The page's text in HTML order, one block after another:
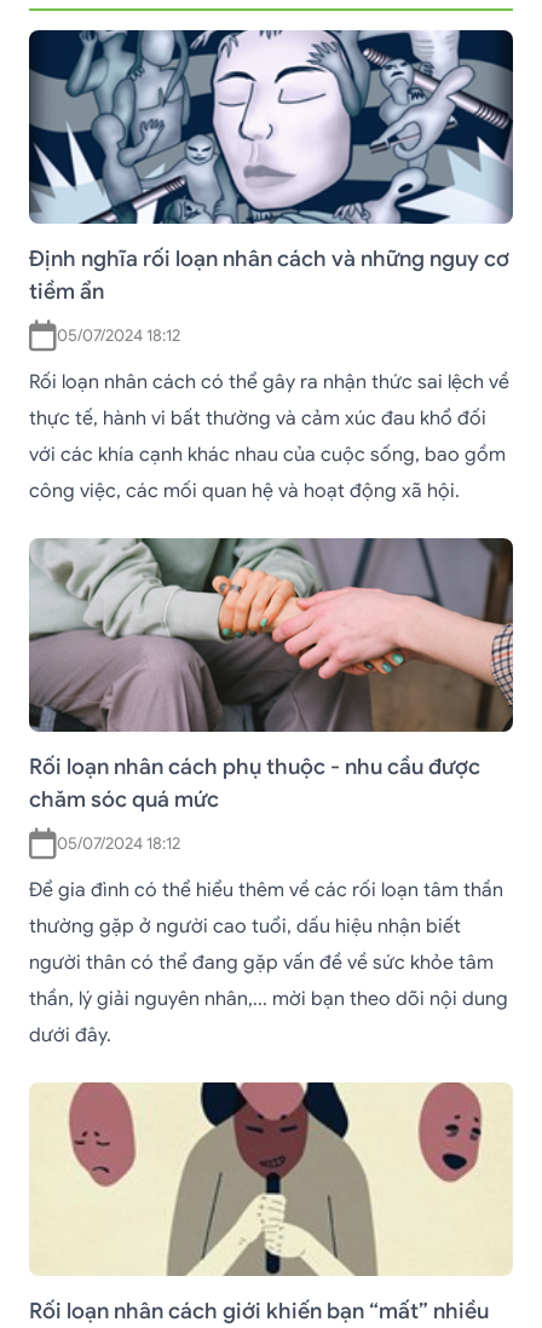
Định nghĩa rối loạn nhân cách và những nguy cơ
tiềm ẩn
05/07/2024 18:12
Rối loạn nhân cách có thể gây ra nhận thức sai lệch về
thực tế, hành vi bất thường và cảm xúc đau khổ đối
với các khía cạnh khác nhau của cuộc sống, bao gồm
công việc, các mối quan hệ và hoạt động xã hội.
Rối loạn nhân cách phụ thuộc - nhu cầu được
chăm sóc quá mức
05/07/2024 18:12
Để gia đình có thể hiểu thêm về các rối loạn tâm thần
thường gặp ở người cao tuổi, dấu hiệu nhận biết
người thân có thể đang gặp vấn đề về sức khỏe tâm
thần, lý giải nguyên nhân,... mời bạn theo dõi nội dung
dưới đây.
Rối loạn nhân cách giới khiến bạn “mất” nhiều